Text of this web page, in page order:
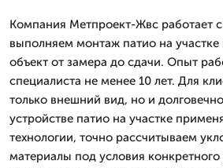
Компания Метпроект-Жвс работает
выполняем монтаж патио на
объект от замера до сдачи. Опыт
специалиста не менее 10 лет. Для
только внешний вид, но и
устройстве патио на участке
технологии, точно рассчитываем
материалы под условия конкретного